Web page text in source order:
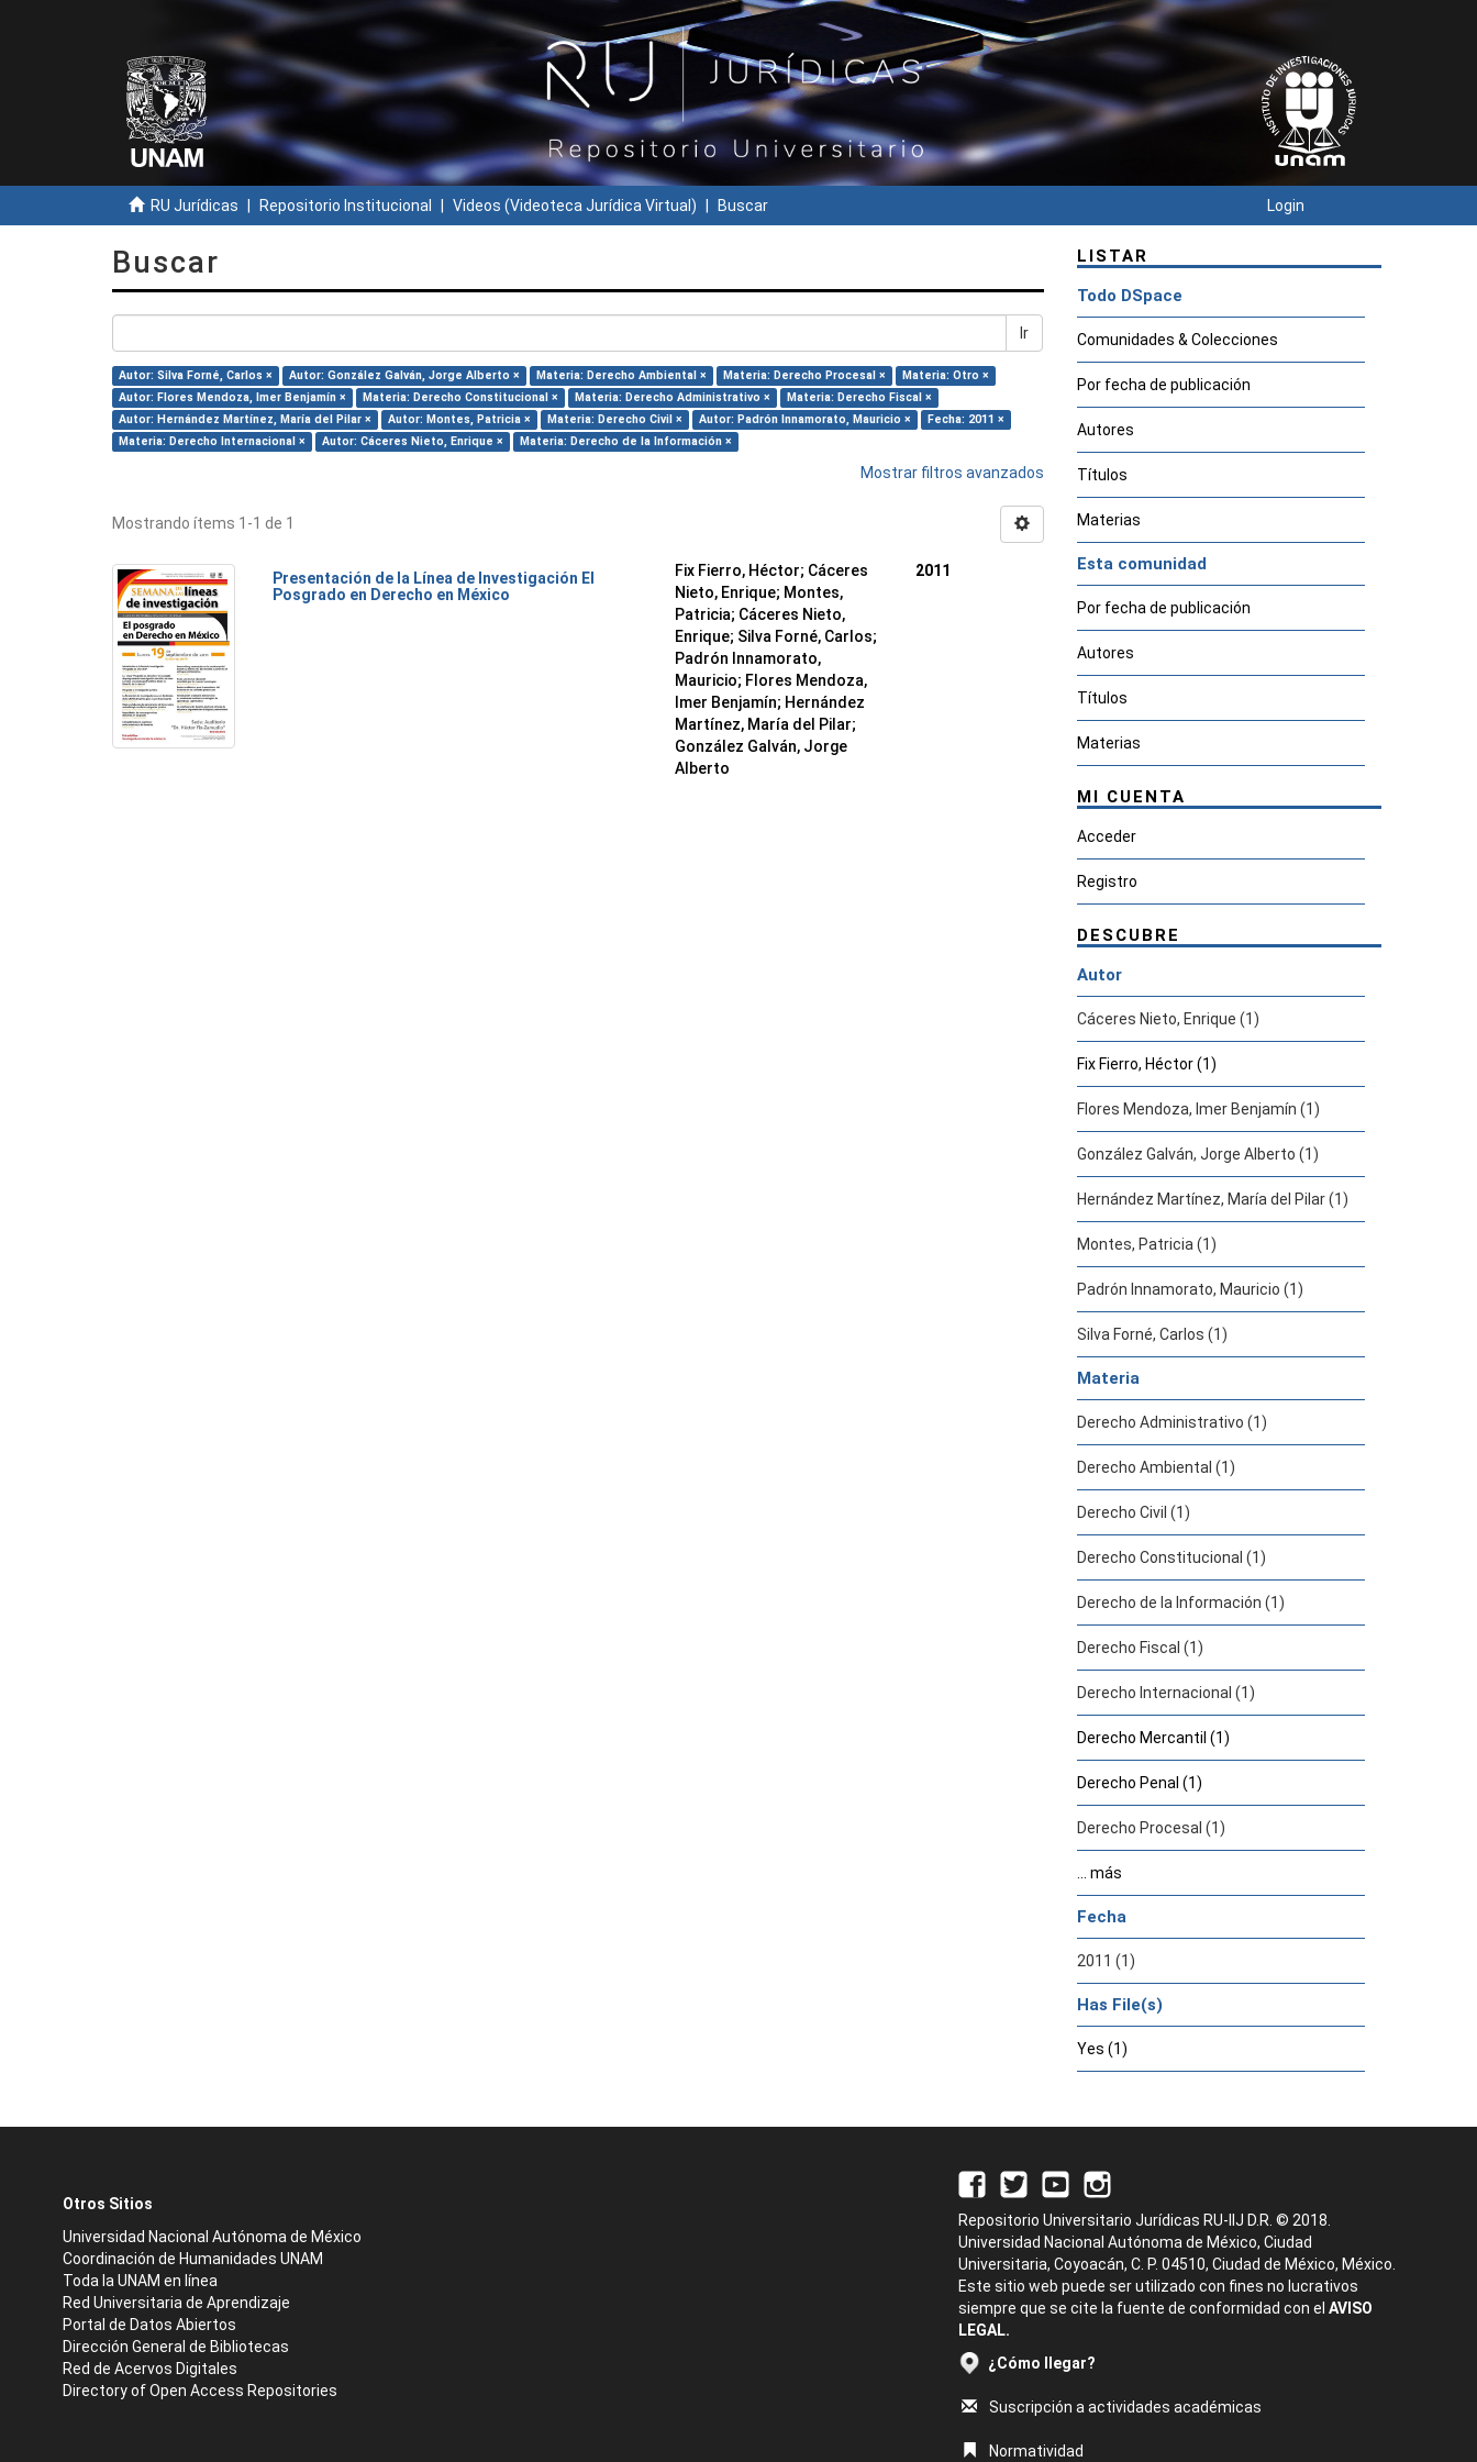
RU Jurídicas Repositorio Institucional Videos (Videoteca Jurídica Virtual) Buscar Login
Buscar
Ir
Autor: Silva Forné, Carlos × Autor: González Galván, Jorge Alberto × Materia: Derecho Ambiental × Materia: Derecho Procesal ×
Materia: Otro ×
Autor: Flores Mendoza, Imer Benjamín ×
Materia: Derecho Constitucional × Materia: Derecho Administrativo ×
Materia: Derecho Fiscal ×
Autor: Hernández Martínez, María del Pilar ×
Autor: Montes, Patricia × Materia: Derecho Civil × Autor: Padrón Innamorato, Mauricio ×
Fecha: 2011 ×
Materia: Derecho Internacional ×
Autor: Cáceres Nieto, Enrique × Materia: Derecho de la Información ×
Mostrar filtros avanzados
Mostrando ítems 1-1 de 1
Presentación de la Línea de Investigación El
Posgrado en Derecho en México
Fix Fierro, Héctor; Cáceres
Nieto, Enrique; Montes,
Patricia; Cáceres Nieto,
Enrique; Silva Forné, Carlos;
Padrón Innamorato,
Mauricio; Flores Mendoza,
Imer Benjamín; Hernández
Martínez, María del Pilar;
González Galván, Jorge
Alberto
2011
LISTAR
Todo DSpace
Comunidades & Colecciones
Por fecha de publicación
Autores
Títulos
Materias
Esta comunidad
Por fecha de publicación
Autores
Títulos
Materias
MI CUENTA
Acceder
Registro
DESCUBRE
Autor
Cáceres Nieto, Enrique (1)
Fix Fierro, Héctor (1)
Flores Mendoza, Imer Benjamín (1)
González Galván, Jorge Alberto (1)
Hernández Martínez, María del Pilar (1)
Montes, Patricia (1)
Padrón Innamorato, Mauricio (1)
Silva Forné, Carlos (1)
Materia
Derecho Administrativo (1)
Derecho Ambiental (1)
Derecho Civil (1)
Derecho Constitucional (1)
Derecho de la Información (1)
Derecho Fiscal (1)
Derecho Internacional (1)
Derecho Mercantil (1)
Derecho Penal (1)
Derecho Procesal (1)
... más
Fecha
2011 (1)
Has File(s)
Yes (1)
Otros Sitios
Universidad Nacional Autónoma de México
Coordinación de Humanidades UNAM
Toda la UNAM en línea
Red Universitaria de Aprendizaje
Portal de Datos Abiertos
Dirección General de Bibliotecas
Red de Acervos Digitales
Directory of Open Access Repositories
Repositorio Universitario Jurídicas RU-IIJ D.R. © 2018.
Universidad Nacional Autónoma de México, Ciudad
Universitaria, Coyoacán, C. P. 04510, Ciudad de México, México.
Este sitio web puede ser utilizado con fines no lucrativos
siempre que se cite la fuente de conformidad con el AVISO
LEGAL.
¿Cómo llegar?
Suscripción a actividades académicas
Normatividad